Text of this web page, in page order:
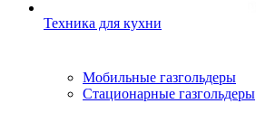
Техника для кухни
Мобильные газгольдеры
Стационарные газгольдеры